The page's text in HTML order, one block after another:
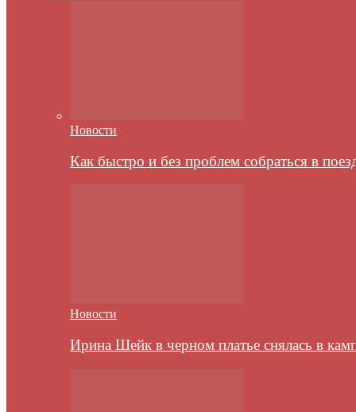
Новости
Как быстро и без проблем собраться в
Новости
Ирина Шейк в черном платье снялась в